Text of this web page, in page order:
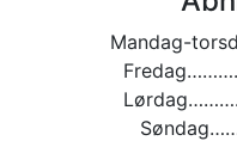
Mandag-